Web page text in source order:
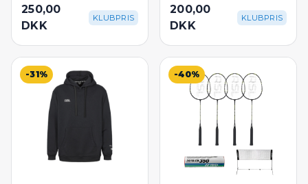
250,00
DKK
KLUBPRIS
200,00
DKK
KLUBPRIS
-31% -40%